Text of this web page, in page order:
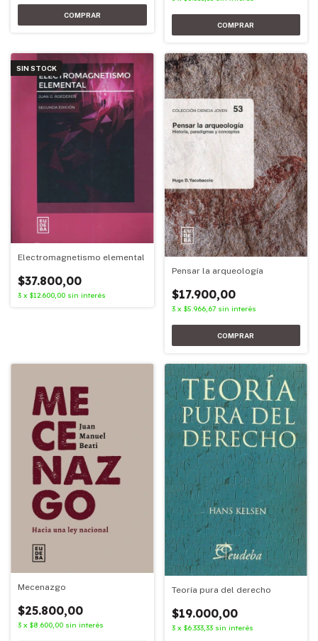
SIN STOCK
Electromagnetismo elemental
$37.800,00
3 x $12.600,00 sin interés
Pensar la arqueología
$17.900,00
3 x $5.966,67 sin interés
Mecenazgo
$25.800,00
3 x $8.600,00 sin interés
Teoría pura del derecho
$19.000,00
3 x $6.333,33 sin interés